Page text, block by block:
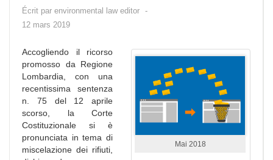
Écrit par environmental law editor
12 mars 2019
Mai 2018
Accogliendo il ricorso
promosso da Regione
Lombardia, con una
recentissima sentenza
n. 75 del 12 aprile
scorso, la Corte
Costituzionale si è
pronunciata in tema di
miscelazione dei rifiuti,